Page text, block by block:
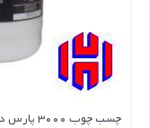
چسب چوب 3000 پارس دبه پلاستیكی 7 كیلویی